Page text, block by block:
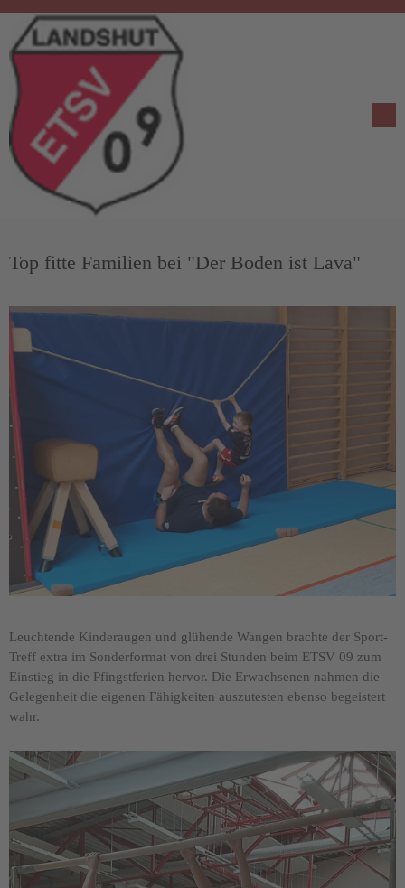
Top fitte Familien bei "Der Boden ist Lava"
Leuchtende Kinderaugen und glühende Wangen brachte der Sport-
Treff extra im Sonderformat von drei Stunden beim ETSV 09 zum
Einstieg in die Pfingstferien hervor. Die Erwachsenen nahmen die
Gelegenheit die eigenen Fähigkeiten auszutesten ebenso begeistert
wahr.